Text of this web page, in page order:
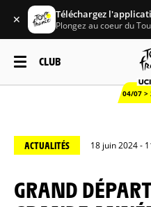
✕ Téléchargez
Plongez au coeur du
CLUB
04/07 >
ACTUALITÉS 18 juin 2024 -
GRAND DÉPART 2026 : LA